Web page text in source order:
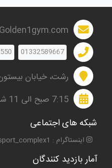
01332589667
رشت، خیابان
7:15 صبح الی 11 شب
شبکه های اجتماعی
اینستاگرام : Golden_sport_complex1
آمار بازدید کنندگان